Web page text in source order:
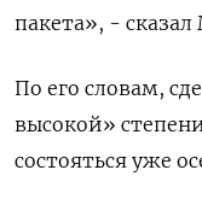
пакета», - сказал
По ‌его словам,
высокой»
состояться ‌уже